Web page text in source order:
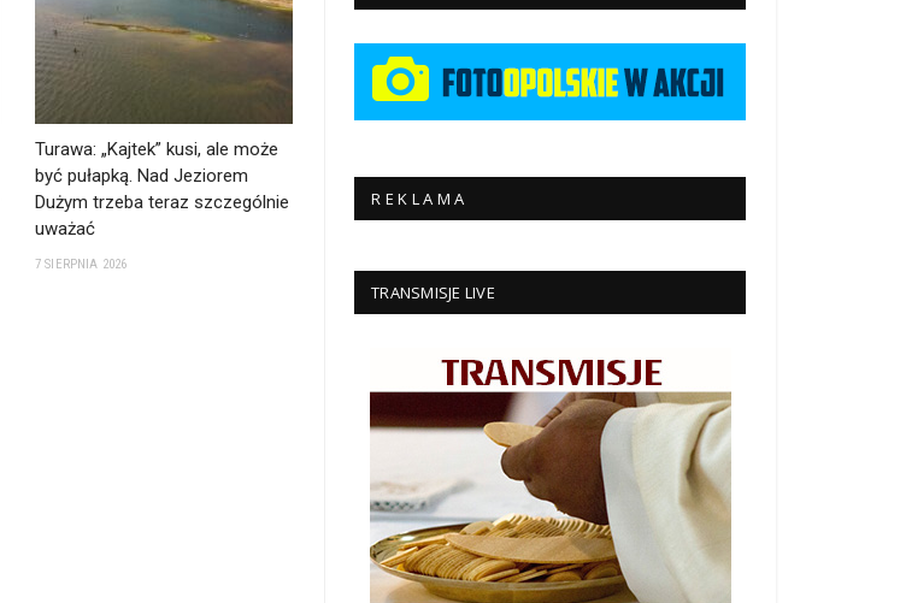
Turawa: „Kajtek” kusi, ale może
być pułapką. Nad Jeziorem
Dużym trzeba teraz szczególnie
uważać
7 SIERPNIA 2026
R E K L A M A
TRANSMISJE LIVE